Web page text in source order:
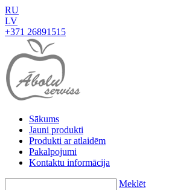
RU
LV
+371 26891515
Sākums
Jauni produkti
Produkti ar atlaidēm
Pakalpojumi
Kontaktu informācija
Meklēt